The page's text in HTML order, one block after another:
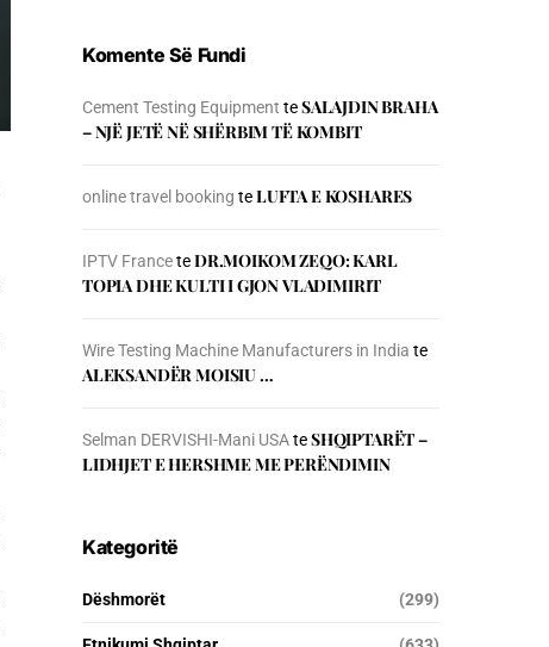
Komente Së Fundi
Cement Testing Equipment teSALAJDIN BRAHA
– NJЁ JETЁ NЁ SHЁRBIM TЁ KOMBIT
online travel booking teLUFTA E KOSHARES
IPTV FranceteDR.MOIKOM ZEQO: KARL
TOPIA DHE KULTI I GJON VLADIMIRIT
Wire Testing Machine Manufacturers in India te
ALEKSANDËR MOISIU …
Selman DERVISHI-Mani USAteSHQIPTARËT –
LIDHJET E HERSHME ME PERËNDIMIN
Kategoritë
Dëshmorët (299)